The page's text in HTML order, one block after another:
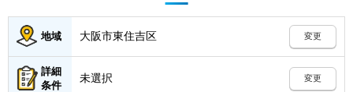
地域 大阪市東住吉区 変更
詳細
条件
未選択 変更